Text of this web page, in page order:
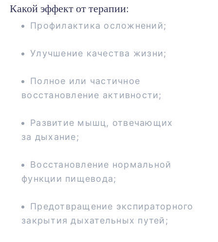
Какой эффект от терапии:
Профилактика осложнений;
Улучшение качества жизни;
Полное или частичное
восстановление активности;
Развитие мышц, отвечающих
за дыхание;
Восстановление нормальной
функции пищевода;
Предотвращение экспираторного
закрытия дыхательных путей;